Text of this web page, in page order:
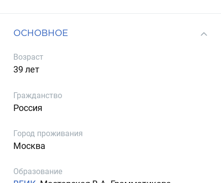
ОСНОВНОЕ
Возраст
39 лет
Гражданство
Россия
Город проживания
Москва
Образование